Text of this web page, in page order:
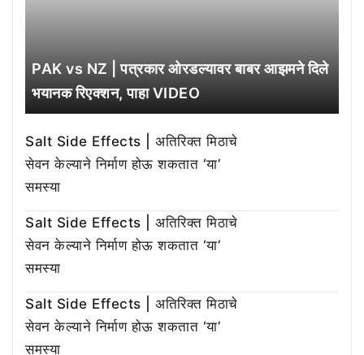
PAK vs NZ | पत्रकार ओरडल्यावर बाबर आझमने दिले
भयानक रिएक्शन, पाहा VIDEO
Salt Side Effects | अतिरिक्त मिठाचे
सेवन केल्याने निर्माण होऊ शकतात ‘या’
समस्या
Salt Side Effects | अतिरिक्त मिठाचे
सेवन केल्याने निर्माण होऊ शकतात ‘या’
समस्या
Salt Side Effects | अतिरिक्त मिठाचे
सेवन केल्याने निर्माण होऊ शकतात ‘या’
समस्या